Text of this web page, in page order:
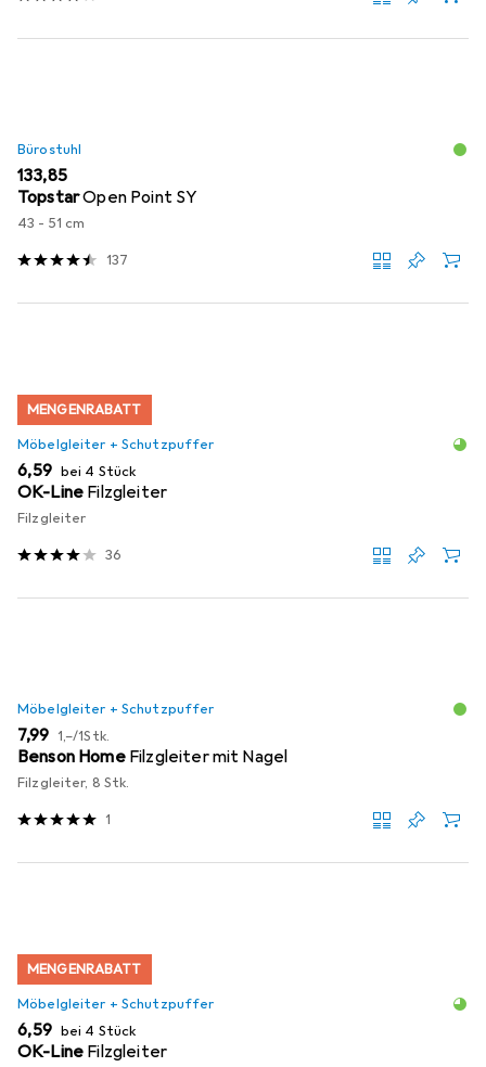
Bürostuhl
EUR
133,85
TopstarOpen Point SY
43 - 51 cm
137
MENGENRABATT
Möbelgleiter + Schutzpuffer
EUR
6,59 bei 4 Stück
OK-Line Filzgleiter
Filzgleiter
36
Möbelgleiter + Schutzpuffer
EUR
7,99 EUR
1,–/1Stk.
Benson Home Filzgleiter mit Nagel
Filzgleiter, 8 Stk.
1
MENGENRABATT
Möbelgleiter + Schutzpuffer
EUR
6,59 bei 4 Stück
OK-Line Filzgleiter